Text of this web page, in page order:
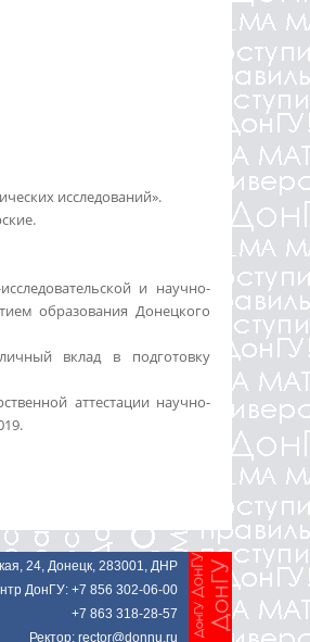
исследований».
и научно-
образования Донецкого
вклад в подготовку
аттестации научно-
24, Донецк, 283001, ДНР
ДонГУ: +7 856 302-06-00
+7 863 318-28-57
Ректор: rector@donnu.ru